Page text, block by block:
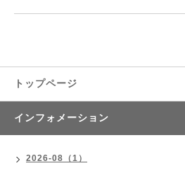
トップページ
インフォメーション
2026-08（1）